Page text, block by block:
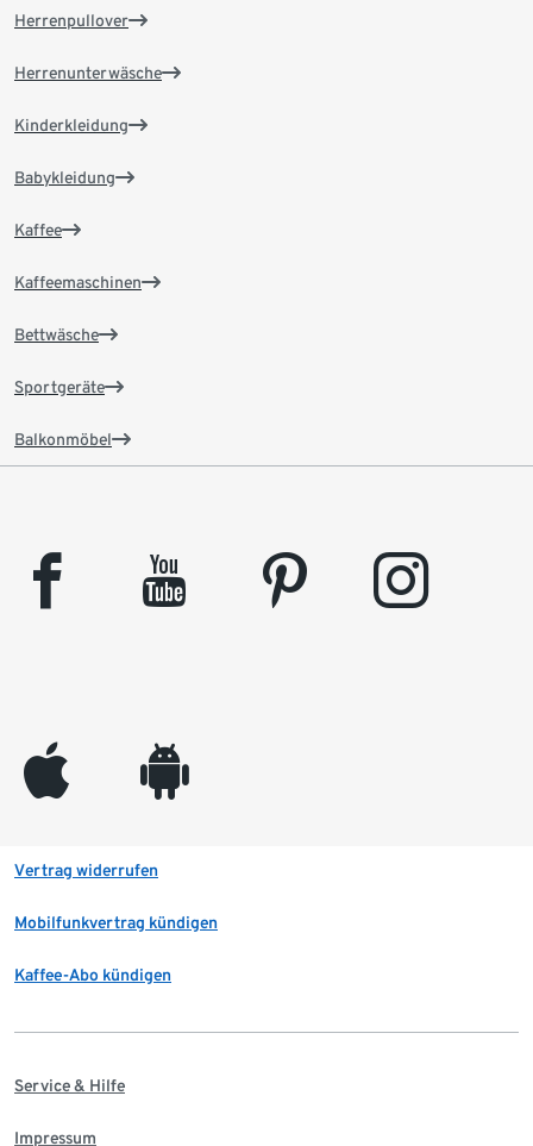
Herrenpullover
Herrenunterwäsche
Kinderkleidung
Babykleidung
Kaffee
Kaffeemaschinen
Bettwäsche
Sportgeräte
Balkonmöbel
facebook youtube pinterest instagram
appleinc android
Vertrag widerrufen
Mobilfunkvertrag kündigen
Kaffee-Abo kündigen
Service & Hilfe
Impressum